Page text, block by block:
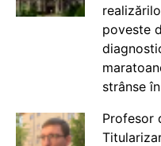
poveste
strânse
Profesor